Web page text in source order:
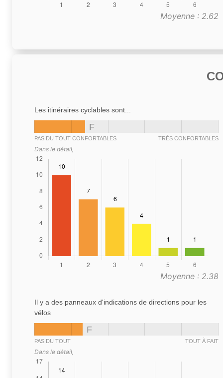
Moyenne : 2.62
Les itinéraires cyclables sont...
F
PAS DU TOUT CONFORTABLES TRÈS CONFORTABLES
Dans le détail,
Moyenne : 2.38
Il y a des panneaux d'indications de directions pour les
vélos
F
PAS DU TOUT TOUT À FAIT
Dans le détail,